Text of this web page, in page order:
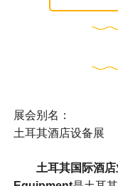
展会别名：
土耳其酒店设备展
土耳其国际酒